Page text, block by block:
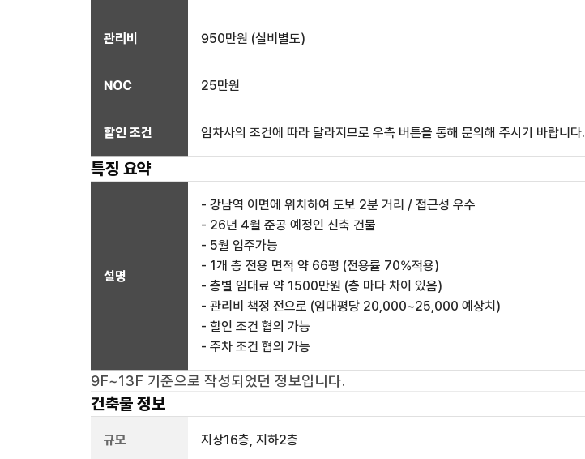
관리비 950만원 (실비별도)
NOC 25만원
할인 조건 임차사의 조건에 따라 달라지므로 우측 버튼을 통해 문의해 주시기 바랍니다.
특징 요약
설명
- 강남역 이면에 위치하여 도보 2분 거리 / 접근성 우수
- 26년 4월 준공 예정인 신축 건물
- 5월 입주가능
- 1개 층 전용 면적 약 66평 (전용률 70%적용)
- 층별 임대료 약 1500만원 (층 마다 차이 있음)
- 관리비 책정 전으로 (임대평당 20,000~25,000 예상치)
- 할인 조건 협의 가능
- 주차 조건 협의 가능
9F~13F 기준으로 작성되었던 정보입니다.
건축물 정보
규모 지상16층, 지하2층